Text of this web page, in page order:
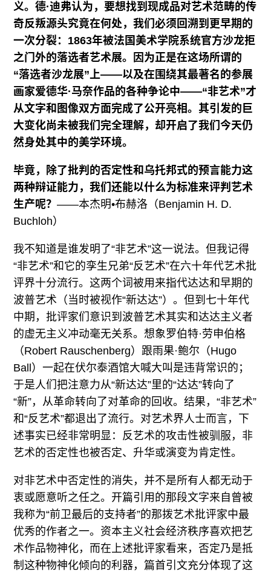
义。德·迪弗认为，要想找到现成品对艺术范畴的传
奇反叛源头究竟在何处，我们必须回溯到更早期的
一次分裂：1863年被法国美术学院系统官方沙龙拒
之门外的落选者艺术展。因为正是在这场所谓的
“落选者沙龙展”上——以及在围绕其最著名的参展
画家爱德华·马奈作品的各种争论中——“非艺术”才
从文字和图像双方面完成了公开亮相。其引发的巨
大变化尚未被我们完全理解，却开启了我们今天仍
然身处其中的美学环境。
毕竟，除了批判的否定性和乌托邦式的预言能力这
两种辩证能力，我们还能以什么为标准来评判艺术
生产呢？——本杰明•布赫洛（Benjamin H. D.
Buchloh）
我不知道是谁发明了“非艺术”这一说法。但我记得
“非艺术”和它的孪生兄弟“反艺术”在六十年代艺术批
评界十分流行。这两个词被用来指代达达和早期的
波普艺术（当时被视作“新达达”）。但到七十年代
中期，批评家们意识到波普艺术其实和达达主义者
的虚无主义冲动毫无关系。想象罗伯特·劳申伯格
（Robert Rauschenberg）跟雨果·鲍尔（Hugo
Ball）一起在伏尔泰酒馆大喊大叫是违背常识的；
于是人们把注意力从“新达达”里的“达达”转向了
“新”，从革命转向了对革命的回收。结果，“非艺术”
和“反艺术”都退出了流行。对艺术界人士而言，下
述事实已经非常明显：反艺术的攻击性被驯服，非
艺术的否定性也被否定、升华或演变为肯定性。
对非艺术中否定性的消失，并不是所有人都无动于
衷或愿意听之任之。开篇引用的那段文字来自曾被
我称为“前卫最后的支持者”的那拨艺术批评家中最
优秀的作者之一。资本主义社会经济秩序喜欢把艺
术作品物神化，而在上述批评家看来，否定乃是抵
制这种物神化倾向的利器，篇首引文充分体现了这